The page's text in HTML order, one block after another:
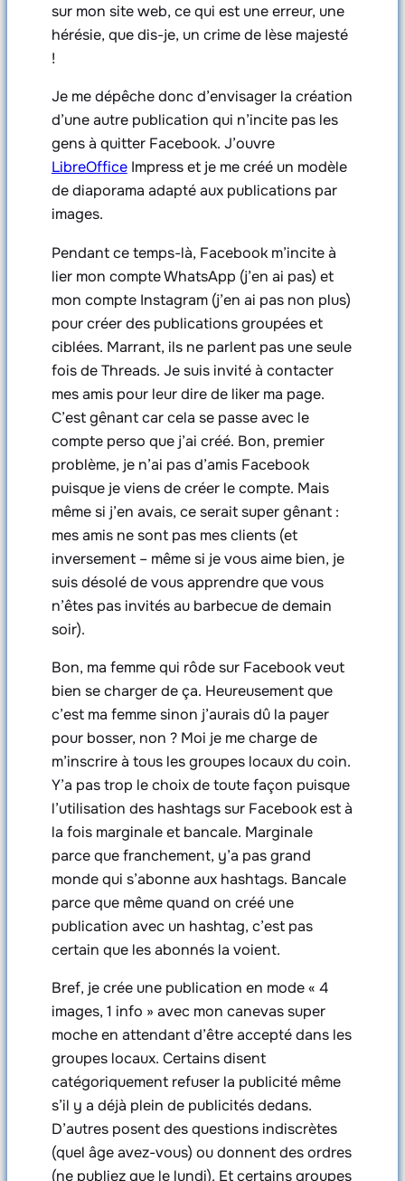
sur mon site web, ce qui est une erreur, une
hérésie, que dis-je, un crime de lèse majesté
!
Je me dépêche donc d’envisager la création
d’une autre publication qui n’incite pas les
gens à quitter Facebook. J’ouvre
LibreOfficeImpress et je me créé un modèle
de diaporama adapté aux publications par
images.
Pendant ce temps-là, Facebook m’incite à
lier mon compte WhatsApp (j’en ai pas) et
mon compte Instagram (j’en ai pas non plus)
pour créer des publications groupées et
ciblées. Marrant, ils ne parlent pas une seule
fois de Threads. Je suis invité à contacter
mes amis pour leur dire de liker ma page.
C’est gênant car cela se passe avec le
compte perso que j’ai créé. Bon, premier
problème, je n’ai pas d’amis Facebook
puisque je viens de créer le compte. Mais
même si j’en avais, ce serait super gênant :
mes amis ne sont pas mes clients (et
inversement – même si je vous aime bien, je
suis désolé de vous apprendre que vous
n’êtes pas invités au barbecue de demain
soir).
Bon, ma femme qui rôde sur Facebook veut
bien se charger de ça. Heureusement que
c’est ma femme sinon j’aurais dû la payer
pour bosser, non ? Moi je me charge de
m’inscrire à tous les groupes locaux du coin.
Y’a pas trop le choix de toute façon puisque
l’utilisation des hashtags sur Facebook est à
la fois marginale et bancale. Marginale
parce que franchement, y’a pas grand
monde qui s’abonne aux hashtags. Bancale
parce que même quand on créé une
publication avec un hashtag, c’est pas
certain que les abonnés la voient.
Bref, je crée une publication en mode « 4
images, 1 info » avec mon canevas super
moche en attendant d’être accepté dans les
groupes locaux. Certains disent
catégoriquement refuser la publicité même
s’il y a déjà plein de publicités dedans.
D’autres posent des questions indiscrètes
(quel âge avez-vous) ou donnent des ordres
(ne publiez que le lundi). Et certains groupes